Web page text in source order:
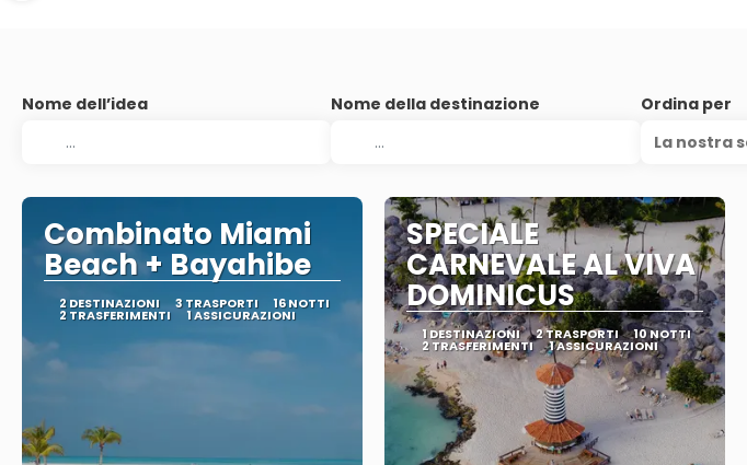
Nome dell’idea Nome della destinazione
Ordina per
La nostra
Combinato Miami
Beach + Bayahibe
2 DESTINAZIONI 3 TRASPORTI 16 NOTTI
2 TRASFERIMENTI 1 ASSICURAZIONI
SPECIALE
CARNEVALE AL VIVA
DOMINICUS
1 DESTINAZIONI 2 TRASPORTI 10 NOTTI
2 TRASFERIMENTI 1 ASSICURAZIONI